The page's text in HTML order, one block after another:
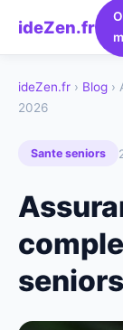
ideZen.fr
ideZen.fr › Blog ›
2026
Sante seniors